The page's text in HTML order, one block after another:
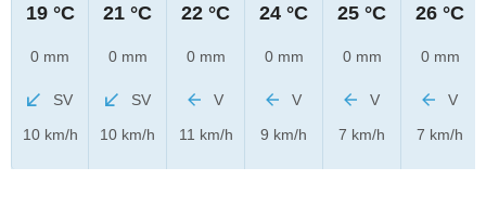
19 °C
0 mm
SV
10 km/h
21 °C
0 mm
SV
10 km/h
22 °C
0 mm
V
11 km/h
24 °C
0 mm
V
9 km/h
25 °C
0 mm
V
7 km/h
26 °C
0 mm
V
7 km/h